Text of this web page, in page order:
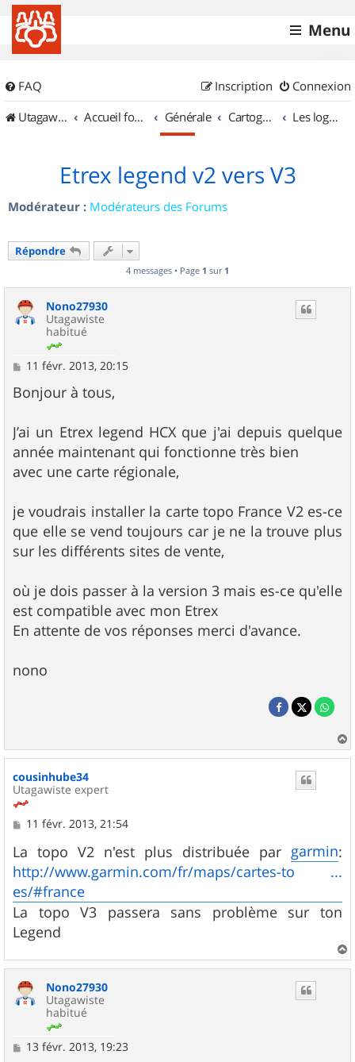
Menu
FAQ Connexion
Inscription
UtagawaVTT (Randos VTT et VTTAE avec traces GPS)
Accueil forum Générale Cartographie et GPS Les logiciels
Etrex legend v2 vers V3
Modérateur : Modérateurs des Forums
Répondre
4 messages • Page 1 sur 1
Nono27930
Utagawiste
habitué
M
s
s
g
e
11 févr. 2013, 20:15
Bonjour à tous,
J’ai un Etrex legend HCX que j'ai depuis quelque
année maintenant qui fonctionne très bien
avec une carte régionale,
je voudrais installer la carte topo France V2 es-ce
que elle se vend toujours car je ne la trouve plus
sur les différents sites de vente,
où je dois passer à la version 3 mais es-ce qu'elle
est compatible avec mon Etrex
En attente de vos réponses merci d'avance.
nono
a
cousinhube34
Utagawiste expert
M
s
s
a
g
e
11 févr. 2013, 21:54
La topo V2 n'est plus distribuée par garmin:
http://www.garmin.com/fr/maps/cartes-to ...
es/#france
La topo V3 passera sans problème sur ton
Legend
a
Nono27930
Utagawiste
habitué
M13 févr. 2013, 19:23